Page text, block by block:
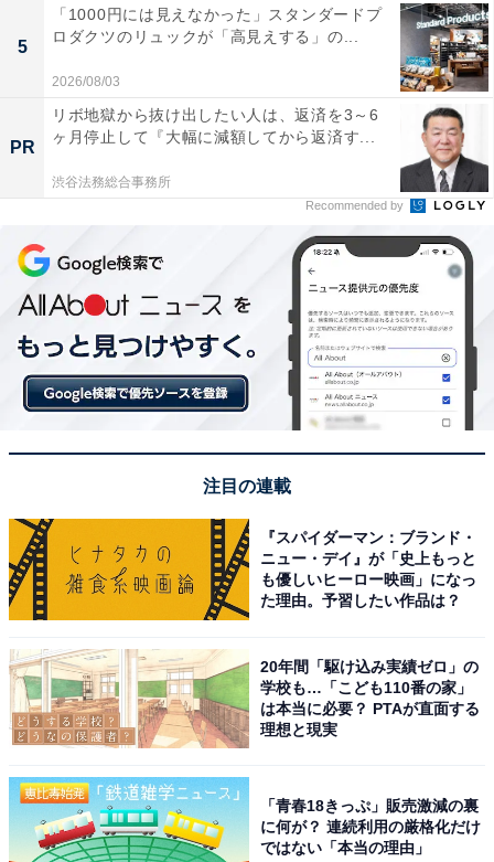
空気に触れると茶褐色に変わる本格的な天然温泉
で、泉質がとても濃厚で体の芯からポカポカと温ま
ります。
大浴場には露天風呂、檜風呂、ナノ風呂、ジャグジ
ー、サウナなど多種多様な浴槽があり、飽きずに長
岩盤浴には時間制限がなく、専用の水分補給サーバ
ーも完備されているため、時間を気にせずじっくり
と汗を流してリフレッシュできます。
アクセス・料金情報は？ 泊まれる？
5
「1000円には見えなかった」スタンダードプ
ロダクツのリュックが「高見えする」の...
2026/08/03
PR
リボ地獄から抜け出したい人は、返済を3～6
ヶ月停止して『大幅に減額してから返済す...
渋谷法務総合事務所
Recommended by
注目の連載
『スパイダーマン：ブランド・
ニュー・デイ』が「史上もっと
も優しいヒーロー映画」になっ
た理由。予習したい作品は？
20年間「駆け込み実績ゼロ」の
学校も…「こども110番の家」
は本当に必要？ PTAが直面する
理想と現実
「青春18きっぷ」販売激減の裏
に何が？ 連続利用の厳格化だけ
ではない「本当の理由」